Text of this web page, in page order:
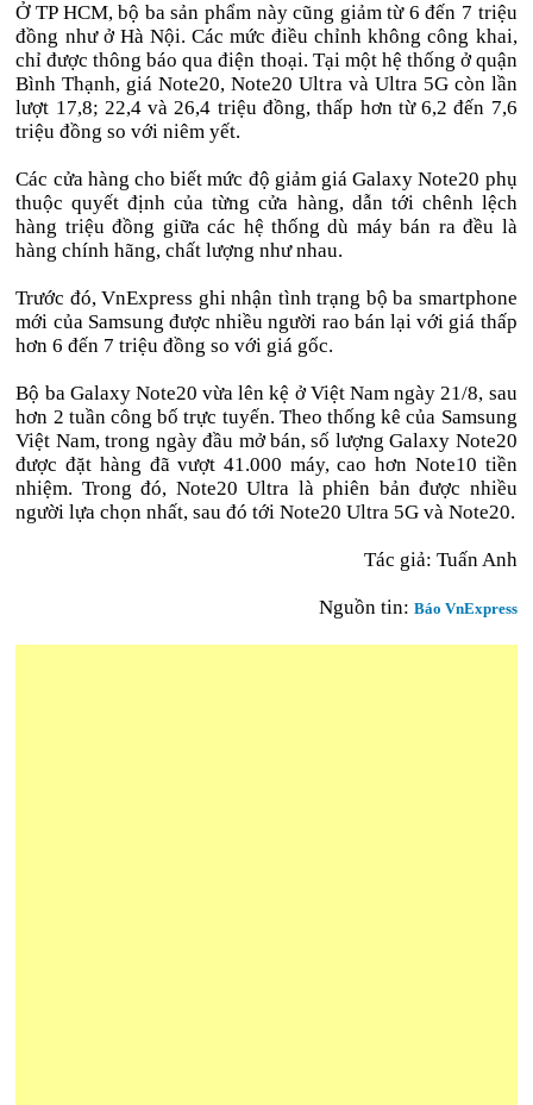
Ở TP HCM, bộ ba sản phẩm này cũng giảm từ 6 đến 7 triệu
đồng như ở Hà Nội. Các mức điều chỉnh không công khai,
chỉ được thông báo qua điện thoại. Tại một hệ thống ở quận
Bình Thạnh, giá Note20, Note20 Ultra và Ultra 5G còn lần
lượt 17,8; 22,4 và 26,4 triệu đồng, thấp hơn từ 6,2 đến 7,6
triệu đồng so với niêm yết.
Các cửa hàng cho biết mức độ giảm giá Galaxy Note20 phụ
thuộc quyết định của từng cửa hàng, dẫn tới chênh lệch
hàng triệu đồng giữa các hệ thống dù máy bán ra đều là
hàng chính hãng, chất lượng như nhau.
Trước đó, VnExpress ghi nhận tình trạng bộ ba smartphone
mới của Samsung được nhiều người rao bán lại với giá thấp
hơn 6 đến 7 triệu đồng so với giá gốc.
Bộ ba Galaxy Note20 vừa lên kệ ở Việt Nam ngày 21/8, sau
hơn 2 tuần công bố trực tuyến. Theo thống kê của Samsung
Việt Nam, trong ngày đầu mở bán, số lượng Galaxy Note20
được đặt hàng đã vượt 41.000 máy, cao hơn Note10 tiền
nhiệm. Trong đó, Note20 Ultra là phiên bản được nhiều
người lựa chọn nhất, sau đó tới Note20 Ultra 5G và Note20.
Tác giả: Tuấn Anh
Nguồn tin: Báo VnExpress